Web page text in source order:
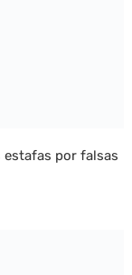
estafas por falsas